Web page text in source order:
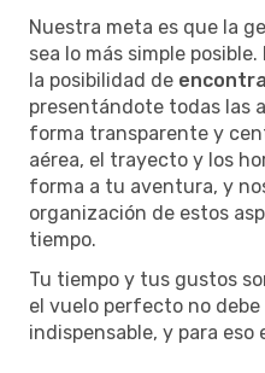
Nuestra meta es que la
sea lo más simple
la posibilidad de
presentándote todas las
forma transparente y
aérea, el trayecto y los
forma a tu aventura, y
organización de estos
tiempo.
Tu tiempo y tus gustos
el vuelo perfecto no
indispensable, y para eso